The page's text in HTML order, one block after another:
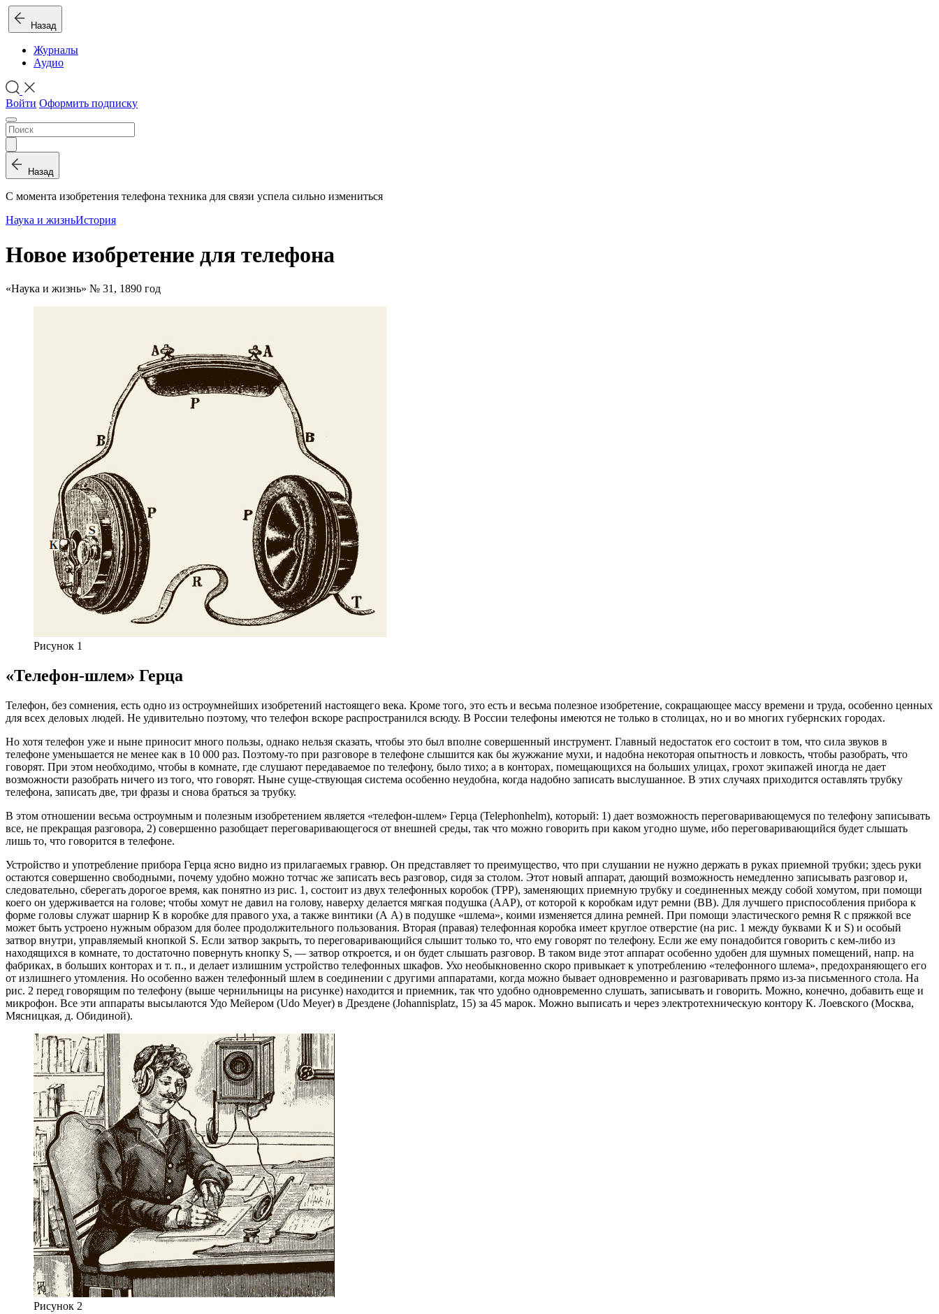
Назад
Журналы
Аудио
Войти Оформить подписку
Назад
С момента изобретения телефона техника для связи успела сильно измениться
Наука и жизньИстория
Новое изобретение для телефона
«Наука и жизнь» № 31, 1890 год
Рисунок 1
«Телефон-шлем» Герца
Телефон, без сомнения, есть одно из остроумнейших изобретений настоящего века. Кроме того, это есть и весьма полезное изобретение, сокращающее массу времени и труда, особенно ценных
для всех деловых людей. Не удивительно поэтому, что телефон вскоре распространился всюду. В России телефоны имеются не только в столицах, но и во многих губернских городах.
Но хотя телефон уже и ныне приносит много пользы, однако нельзя сказать, чтобы это был вполне совершенный инструмент. Главный недостаток его состоит в том, что сила звуков в
телефоне уменьшается не менее как в 10 000 раз. Поэтому-то при разговоре в телефоне слышится как бы жужжание мухи, и надобна некоторая опытность и ловкость, чтобы разобрать, что
говорят. При этом необходимо, чтобы в комнате, где слушают передаваемое по телефону, было тихо; а в конторах, помещающихся на больших улицах, грохот экипажей иногда не дает
возможности разобрать ничего из того, что говорят. Ныне суще-ствующая система особенно неудобна, когда надобно записать выслушанное. В этих случаях приходится оставлять трубку
телефона, записать две, три фразы и снова браться за трубку.
В этом отношении весьма остроумным и полезным изобретением является «телефон-шлем» Герца (Telephonhelm), который: 1) дает возможность переговаривающемуся по телефону записывать
все, не прекращая разговора, 2) совершенно разобщает переговаривающегося от внешней среды, так что можно говорить при каком угодно шуме, ибо переговаривающийся будет слышать
лишь то, что говорится в телефоне.
Устройство и употребление прибора Герца ясно видно из прилагаемых гравюр. Он представляет то преимущество, что при слушании не нужно держать в руках приемной трубки; здесь руки
остаются совершенно свободными, почему удобно можно тотчас же записать весь разговор, сидя за столом. Этот новый аппарат, дающий возможность немедленно записывать разговор и,
следовательно, сберегать дорогое время, как понятно из рис. 1, состоит из двух телефонных коробок (ТРР), заменяющих приемную трубку и соединенных между собой хомутом, при помощи
коего он удерживается на голове; чтобы хомут не давил на голову, наверху делается мягкая подушка (ААР), от которой к коробкам идут ремни (ВВ). Для лучшего приспособления прибора к
форме головы служат шарнир К в коробке для правого уха, а также винтики (А А) в подушке «шлема», коими изменяется длина ремней. При помощи эластического ремня R с пряжкой все
может быть устроено нужным образом для более продолжительного пользования. Вторая (правая) телефонная коробка имеет круглое отверстие (на рис. 1 между буквами К и S) и особый
затвор внутри, управляемый кнопкой S. Если затвор закрыть, то переговаривающийся слышит только то, что ему говорят по телефону. Если же ему понадобится говорить с кем-либо из
находящихся в комнате, то достаточно повернуть кнопку S, — затвор откроется, и он будет слышать разговор. В таком виде этот аппарат особенно удобен для шумных помещений, напр. на
фабриках, в больших конторах и т. п., и делает излишним устройство телефонных шкафов. Ухо необыкновенно скоро привыкает к употреблению «телефонного шлема», предохраняющего его
от излишнего утомления. Но особенно важен телефонный шлем в соединении с другими аппаратами, когда можно бывает одновременно и разговаривать прямо из-за письменного стола. На
рис. 2 перед говорящим по телефону (выше чернильницы на рисунке) находится и приемник, так что удобно одновременно слушать, записывать и говорить. Можно, конечно, добавить еще и
микрофон. Все эти аппараты высылаются Удо Мейером (Udo Meyer) в Дрездене (Johannisplatz, 15) за 45 марок. Можно выписать и через электротехническую контору К. Лоевского (Москва,
Мясницкая, д. Обидиной).
Рисунок 2